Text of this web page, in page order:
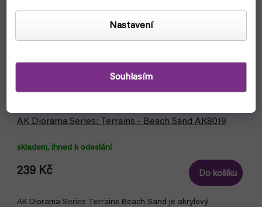
Nastavení
Souhlasím
AK Diorama Series: Terrains - Beach Sand AK8019
skladem, ihned k odeslání
239 Kč Do košíku
AK Diorama Series Terrains Beach Sand je akrylový